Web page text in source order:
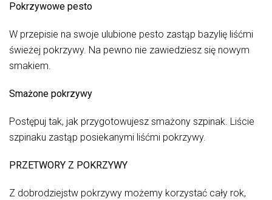
Pokrzywowe pesto
W przepisie na swoje ulubione pesto zastąp bazylię liśćmi
świeżej pokrzywy. Na pewno nie zawiedziesz się nowym
smakiem.
Smażone pokrzywy
Postępuj tak, jak przygotowujesz smażony szpinak. Liście
szpinaku zastąp posiekanymi liśćmi pokrzywy.
PRZETWORY Z POKRZYWY
Z dobrodziejstw pokrzywy możemy korzystać cały rok,